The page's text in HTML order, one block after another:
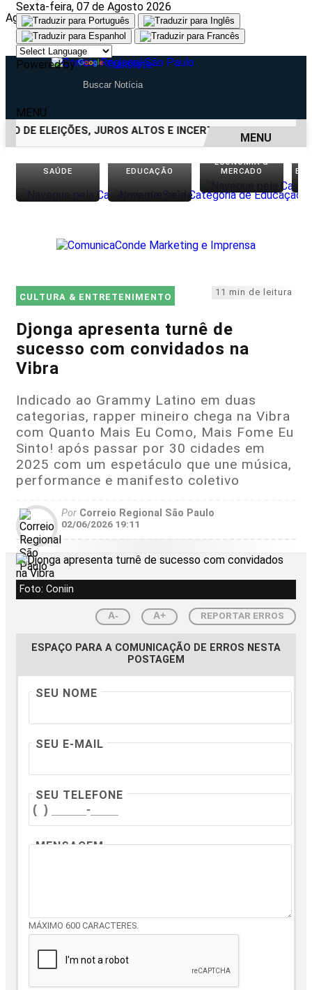
Aguarde, carregando...
Sexta-feira, 07 de Agosto 2026
Powered by Translate
MENU
DE ELEIÇÕES, JUROS ALTOS E INCERTEZA FISCAL
EM ALTA
MENU
SAÚDE EDUCAÇÃO
ECONOMIA &
MERCADO
11 min de leitura
CULTURA & ENTRETENIMENTO
Djonga apresenta turnê de
sucesso com convidados na
Vibra
Indicado ao Grammy Latino em duas
categorias, rapper mineiro chega na Vibra
com Quanto Mais Eu Como, Mais Fome Eu
Sinto! após passar por 30 cidades em
2025 com um espetáculo que une música,
performance e manifesto coletivo
Por Correio Regional São Paulo
02/06/2026 19:11
Foto: Coniin
A- A+ REPORTAR ERROS
ESPAÇO PARA A COMUNICAÇÃO DE ERROS NESTA
POSTAGEM
SEU NOME
SEU E-MAIL
SEU TELEFONE
MENSAGEM
MÁXIMO 600 CARACTERES.